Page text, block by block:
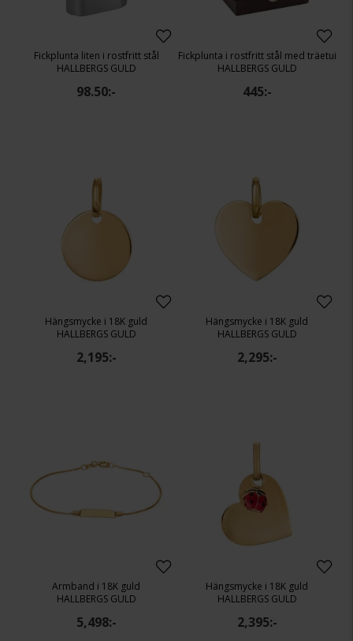
Fickplunta liten i rostfritt stål
HALLBERGS GULD
98.50:-
Fickplunta i rostfritt stål med träetui
HALLBERGS GULD
445:-
Hängsmycke i 18K guld
HALLBERGS GULD
2,195:-
Hängsmycke i 18K guld
HALLBERGS GULD
2,295:-
Armband i 18K guld
HALLBERGS GULD
5,498:-
Hängsmycke i 18K guld
HALLBERGS GULD
2,395:-